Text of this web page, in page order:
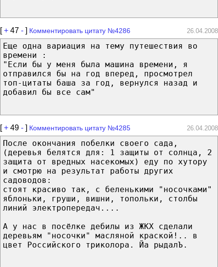
[+ 47 - ] Комментировать цитату №4286 26.04.2008
Еще одна вариация на тему путешествия во
времени :
"Если бы у меня была машина времени, я
отправился бы на год вперед, просмотрел
топ-цитаты баша за год, вернулся назад и
добавил бы все сам"
[+ 49 - ] Комментировать цитату №4285 26.04.2008
После окончания побелки своего сада,
(деревья белятся для: 1 защиты от солнца, 2
защита от вредных насекомых) еду по хутору
и смотрю на результат работы других
садоводов:
стоят красиво так, с беленькими "носочками"
яблоньки, груши, вишни, топольки, столбы
линий электропередач....
А у нас в посёлке дебилы из ЖКХ сделали
деревьям "носочки" масляной краской!.. в
цвет Российского триколора. Йа рыдалЪ.